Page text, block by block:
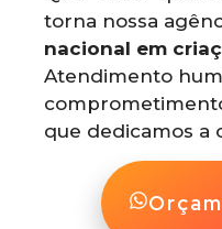
torna nossa
nacional em
Atendimento
que dedicamos a